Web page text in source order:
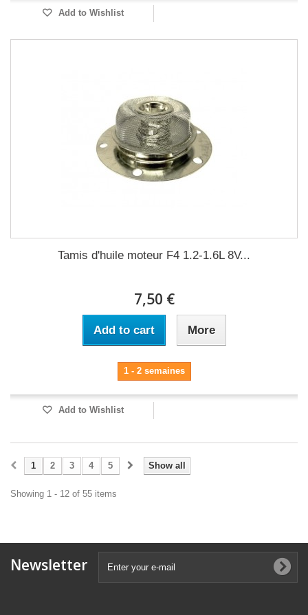
Add to Wishlist
Tamis d'huile moteur F4 1.2-1.6L 8V...
7,50 €
Add to cart More
1 - 2 semaines
Add to Wishlist
Show all
1 2 3 4 5
Showing 1 - 12 of 55 items
Newsletter